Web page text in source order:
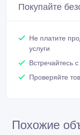
Покупайте
Не платите
услуги
Встречайтесь
Проверяйте
Похожие